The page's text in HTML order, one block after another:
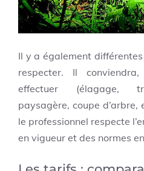
Il y a également
respecter. Il
effectuer (élagage,
paysagère, coupe d’arbre,
le professionnel respecte
en vigueur et des normes